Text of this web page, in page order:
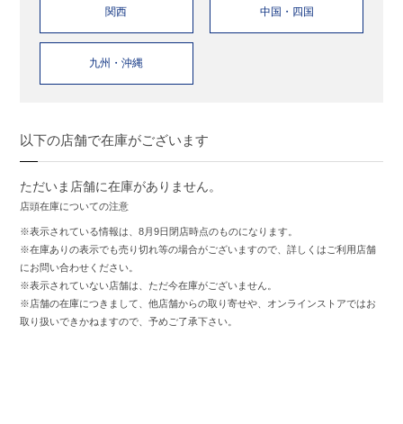
関西 中国・四国
九州・沖縄
以下の店舗で在庫がございます
ただいま店舗に在庫がありません。
店頭在庫についての注意
※表示されている情報は、8月9日閉店時点のものになります。
※在庫ありの表示でも売り切れ等の場合がございますので、詳しくはご利用店舗
にお問い合わせください。
※表示されていない店舗は、ただ今在庫がございません。
※店舗の在庫につきまして、他店舗からの取り寄せや、オンラインストアではお
取り扱いできかねますので、予めご了承下さい。